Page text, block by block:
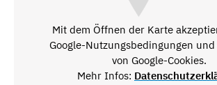
Mit dem Öffnen der Karte
Google-Nutzungsbedingungen und
von Google-Cookies.
Mehr Infos: